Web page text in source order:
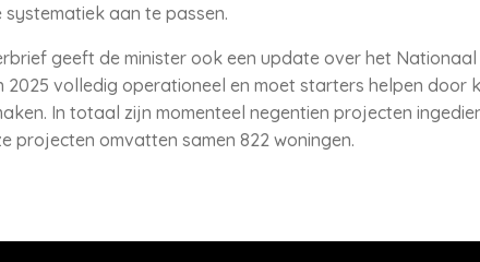
systematiek aan te passen.
geeft de minister ook een update over het
2025 volledig operationeel en moet starters helpen
In totaal zijn momenteel negentien projecten
projecten omvatten samen 822 woningen.